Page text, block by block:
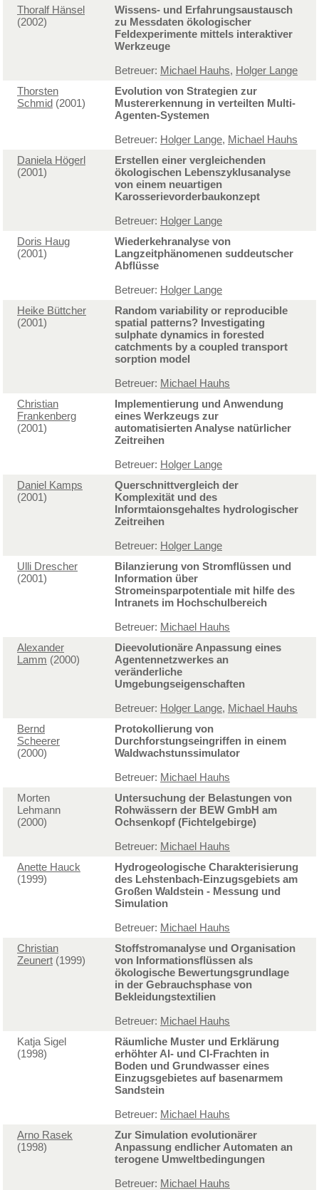
Thoralf Hänsel
(2002)
Wissens- und Erfahrungsaustausch
zu Messdaten ökologischer
Feldexperimente mittels interaktiver
Werkzeuge
Betreuer: Michael Hauhs, Holger Lange
Thorsten
Schmid (2001)
Evolution von Strategien zur
Mustererkennung in verteilten Multi-
Agenten-Systemen
Betreuer: Holger Lange, Michael Hauhs
Daniela Högerl
(2001)
Erstellen einer vergleichenden
ökologischen Lebenszyklusanalyse
von einem neuartigen
Karosserievorderbaukonzept
Betreuer: Holger Lange
Doris Haug
(2001)
Wiederkehranalyse von
Langzeitphänomenen suddeutscher
Abflüsse
Betreuer: Holger Lange
Heike Büttcher
(2001)
Random variability or reproducible
spatial patterns? Investigating
sulphate dynamics in forested
catchments by a coupled transport
sorption model
Betreuer: Michael Hauhs
Christian
Frankenberg
(2001)
Implementierung und Anwendung
eines Werkzeugs zur
automatisierten Analyse natürlicher
Zeitreihen
Betreuer: Holger Lange
Daniel Kamps
(2001)
Querschnittvergleich der
Komplexität und des
Informtaionsgehaltes hydrologischer
Zeitreihen
Betreuer: Holger Lange
Ulli Drescher
(2001)
Bilanzierung von Stromflüssen und
Information über
Stromeinsparpotentiale mit hilfe des
Intranets im Hochschulbereich
Betreuer: Michael Hauhs
Alexander
Lamm (2000)
Dieevolutionäre Anpassung eines
Agentennetzwerkes an
veränderliche
Umgebungseigenschaften
Betreuer: Holger Lange, Michael Hauhs
Bernd
Scheerer
(2000)
Protokollierung von
Durchforstungseingriffen in einem
Waldwachstunssimulator
Betreuer: Michael Hauhs
Morten
Lehmann
(2000)
Untersuchung der Belastungen von
Rohwässern der BEW GmbH am
Ochsenkopf (Fichtelgebirge)
Betreuer: Michael Hauhs
Anette Hauck
(1999)
Hydrogeologische Charakterisierung
des Lehstenbach-Einzugsgebiets am
Großen Waldstein - Messung und
Simulation
Betreuer: Michael Hauhs
Christian
Zeunert (1999)
Stoffstromanalyse und Organisation
von Informationsflüssen als
ökologische Bewertungsgrundlage
in der Gebrauchsphase von
Bekleidungstextilien
Betreuer: Michael Hauhs
Katja Sigel
(1998)
Räumliche Muster und Erklärung
erhöhter Al- und Cl-Frachten in
Boden und Grundwasser eines
Einzugsgebietes auf basenarmem
Sandstein
Betreuer: Michael Hauhs
Arno Rasek
(1998)
Zur Simulation evolutionärer
Anpassung endlicher Automaten an
terogene Umweltbedingungen
Betreuer: Michael Hauhs